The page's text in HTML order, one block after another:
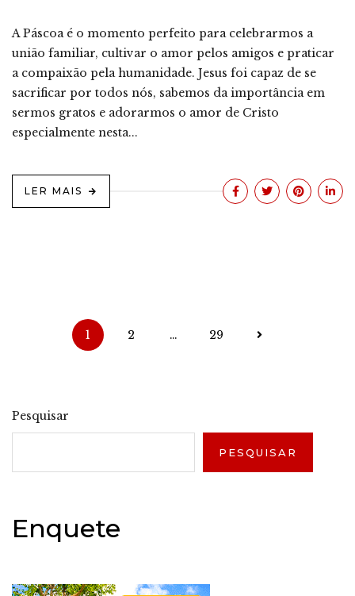
A Páscoa é o momento perfeito para celebrarmos a
união familiar, cultivar o amor pelos amigos e praticar
a compaixão pela humanidade. Jesus foi capaz de se
sacrificar por todos nós, sabemos da importância em
sermos gratos e adorarmos o amor de Cristo
especialmente nesta...
LER MAIS
Paginação
1 2 … 29
Pesquisar
PESQUISAR
Enquete